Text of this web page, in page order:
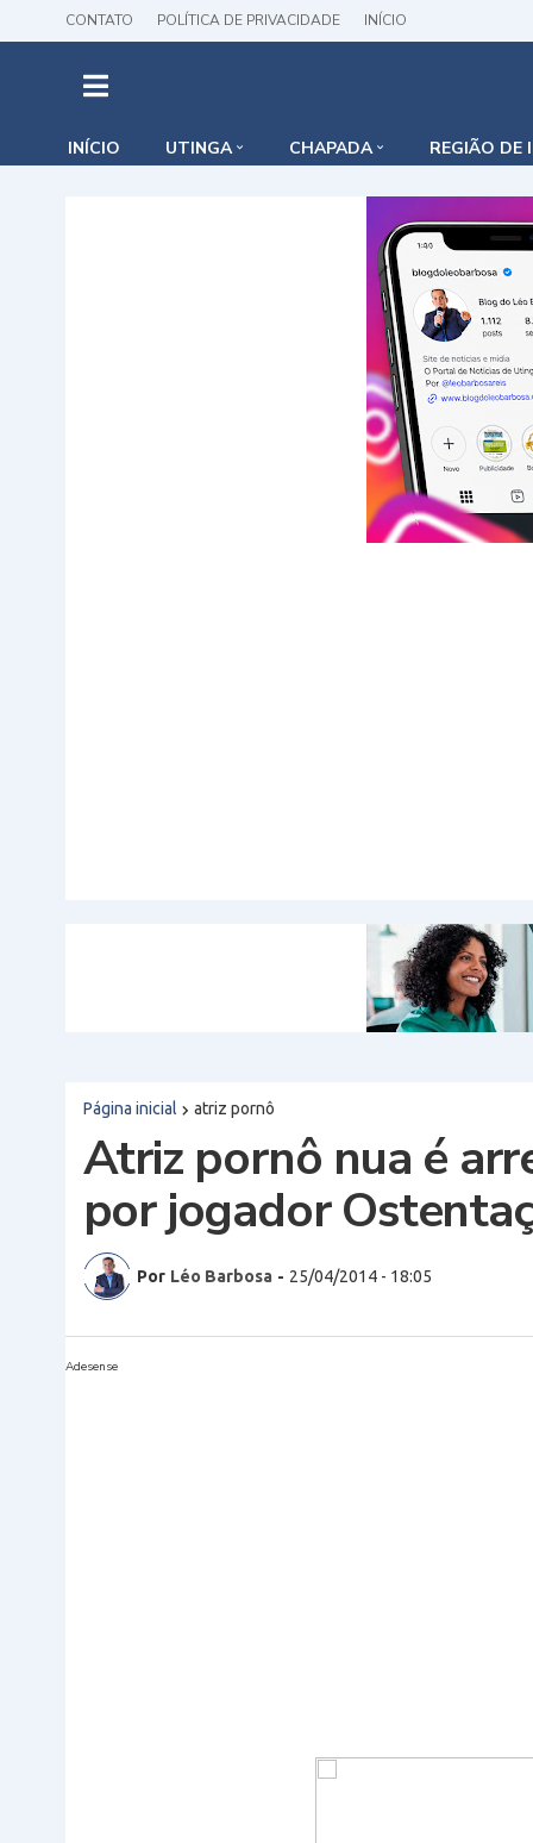
CONTATO POLÍTICA DE PRIVACIDADE INÍCIO
INÍCIO UTINGA CHAPADA REGIÃO DE
Página inicial atriz pornô
Atriz pornô nua é
por jogador
Por Léo Barbosa - 25/04/2014 - 18:05
Adesense